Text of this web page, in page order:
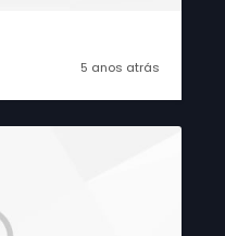
5 anos atrás